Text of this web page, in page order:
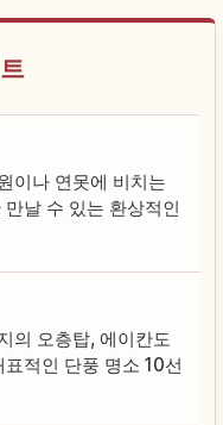
이나 연못에 비치는
날 수 있는 환상적인
의 오층탑, 에이칸도
적인 단풍 명소 10선